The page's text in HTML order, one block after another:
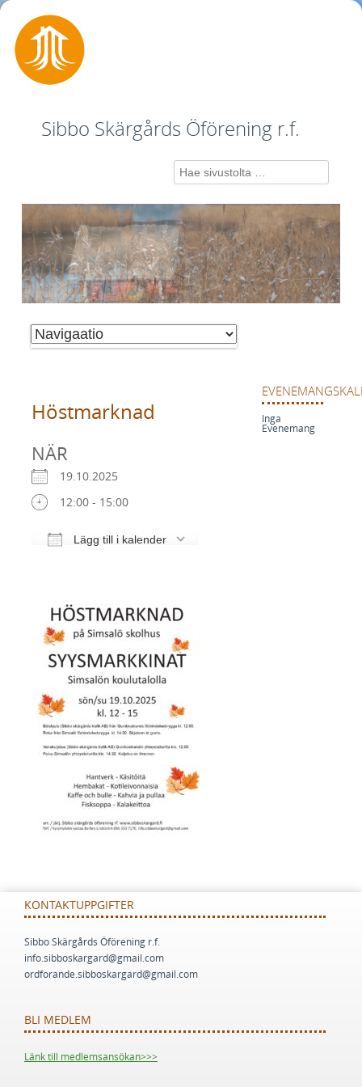
Sibbo Skärgårds Öförening r.f.
Search
Höstmarknad
NÄR
19.10.2025
12:00 - 15:00
Lägg till i kalender
Inga
Evenemang
KONTAKTUPPGIFTER
Sibbo Skärgårds Öförening r.f.
info.sibboskargard@gmail.com
ordforande.sibboskargard@gmail.com
BLI MEDLEM
Länk till medlemsansökan>>>